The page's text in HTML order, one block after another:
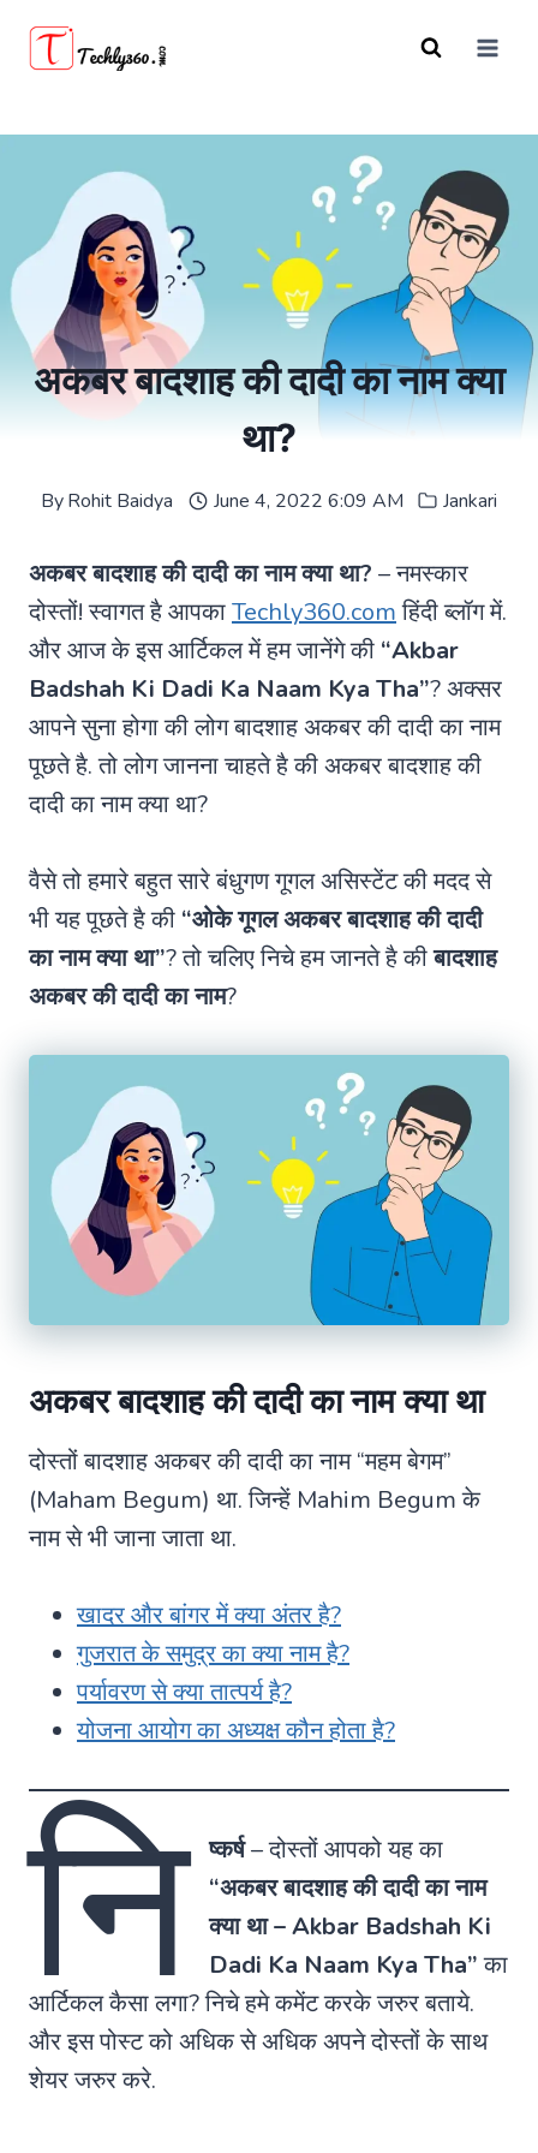
अकबर बादशाह की दादी का नाम क्या
था?
ByRohit Baidya June 4, 2022 6:09 AM Jankari
अकबर बादशाह की दादी का नाम क्या था? – नमस्कार
दोस्तों! स्वागत है आपकाTechly360.comहिंदी ब्लॉग में.
और आज के इस आर्टिकल में हम जानेंगे की “Akbar
Badshah Ki Dadi Ka Naam Kya Tha”? अक्सर
आपने सुना होगा की लोग बादशाह अकबर की दादी का नाम
पूछते है. तो लोग जानना चाहते है की अकबर बादशाह की
दादी का नाम क्या था?
वैसे तो हमारे बहुत सारे बंधुगण गूगल असिस्टेंट की मदद से
भी यह पूछते है की “ओके गूगल अकबर बादशाह की दादी
का नाम क्या था”? तो चलिए निचे हम जानते है कीबादशाह
अकबर की दादी का नाम?
अकबर बादशाह की दादी का नाम क्या था
दोस्तों बादशाह अकबर की दादी का नाम “महम बेगम”
(Maham Begum) था. जिन्हें Mahim Begum के
नाम से भी जाना जाता था.
खादर और बांगर में क्या अंतर है?
गुजरात के समुद्र का क्या नाम है?
पर्यावरण से क्या तात्पर्य है?
योजना आयोग का अध्यक्ष कौन होता है?
नि ष्कर्ष– दोस्तों आपको यह का
“अकबर बादशाह की दादी का नाम
क्या था – Akbar Badshah Ki
Dadi Ka Naam Kya Tha”का
आर्टिकल कैसा लगा? निचे हमे कमेंट करके जरुर बताये.
और इस पोस्ट को अधिक से अधिक अपने दोस्तों के साथ
शेयर जरुर करे.